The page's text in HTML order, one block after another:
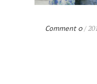
0 Comment